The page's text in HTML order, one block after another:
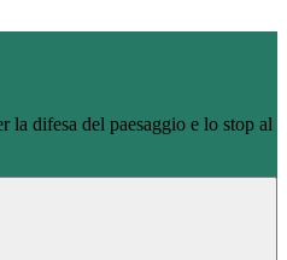
difesa del paesaggio e lo stop al